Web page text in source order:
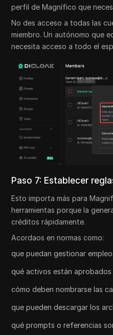
perfil de Magnífico que
No des acceso a todas las
miembro. Un autónomo que
necesita acceso a todo el
Paso 7: Establecer
Esto importa más para
herramientas porque la
créditos rápidamente.
Acordaos en normas como:
que puedan gestionar
qué activos están
cómo deben nombrarse las
que pueden descargar los
qué prompts o referencias